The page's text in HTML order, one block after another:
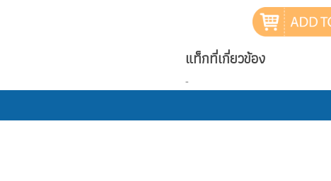
แท็กที่เกี่ยวข้อง
-